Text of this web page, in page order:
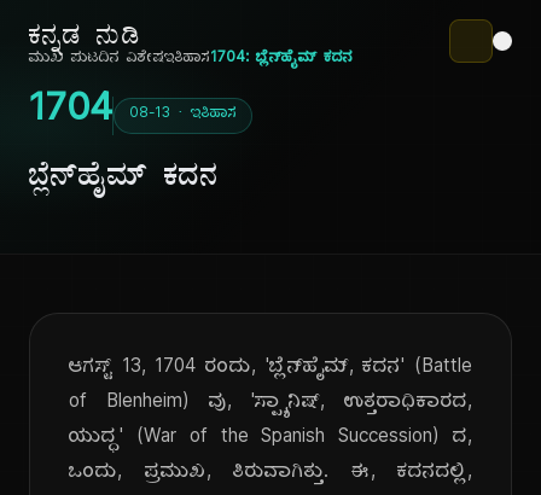
ಕನ್ನಡ ನುಡಿ
ಮುಖ ಪುಟದಿನ ವಿಶೇಷಇತಿಹಾಸ1704: ಬ್ಲೆನ್‌ಹೈಮ್ ಕದನ
1704 08-13 · ಇತಿಹಾಸ
ಬ್ಲೆನ್‌ಹೈಮ್ ಕದನ
ಆಗಸ್ಟ್ 13, 1704 ರಂದು, 'ಬ್ಲೆನ್‌ಹೈಮ್, ಕದನ' (Battle
of Blenheim) ವು, 'ಸ್ಪ್ಯಾನಿಷ್, ಉತ್ತರಾಧಿಕಾರದ,
ಯುದ್ಧ' (War of the Spanish Succession) ದ,
ಒಂದು, ಪ್ರಮುಖ, ತಿರುವಾಗಿತ್ತು. ಈ, ಕದನದಲ್ಲಿ,